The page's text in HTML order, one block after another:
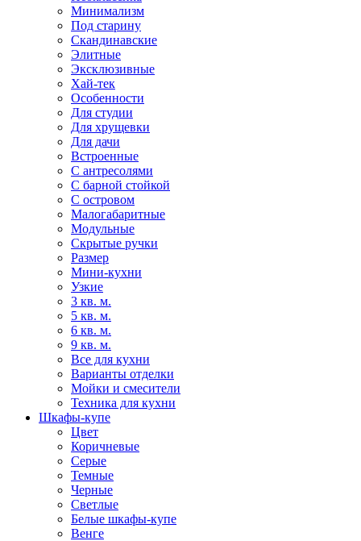
Минимализм
Под старину
Скандинавские
Элитные
Эксклюзивные
Хай-тек
Особенности
Для студии
Для хрущевки
Для дачи
Встроенные
С антресолями
С барной стойкой
С островом
Малогабаритные
Модульные
Скрытые ручки
Размер
Мини-кухни
Узкие
3 кв. м.
5 кв. м.
6 кв. м.
9 кв. м.
Все для кухни
Варианты отделки
Мойки и смесители
Техника для кухни
Шкафы-купе
Цвет
Коричневые
Серые
Темные
Черные
Светлые
Белые шкафы-купе
Венге